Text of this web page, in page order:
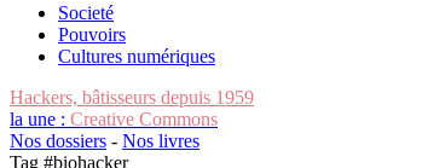
Societé
Pouvoirs
Cultures numériques
Hackers, bâtisseurs depuis 1959
la une : Creative Commons
Nos dossiers - Nos livres
Tag #biohacker